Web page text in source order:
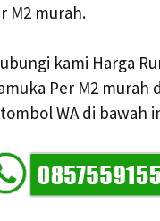
M2 murah.
kami Harga
Per M2 murah
tombol WA di bawah